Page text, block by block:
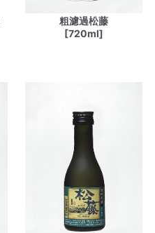
粗濾過松藤
[720ml]